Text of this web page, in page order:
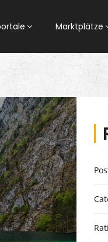
Marktplätze